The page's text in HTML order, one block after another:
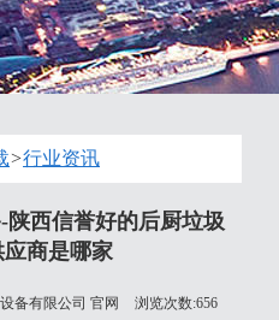
>行业资讯
西信誉好的后厨垃圾
商是哪家
备有限公司 官网 浏览次数:656